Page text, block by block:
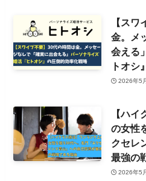
【ス
金。メ
会える
トオシ
2026年5
【ハ
の女性
クセレ
最強の
2026年5